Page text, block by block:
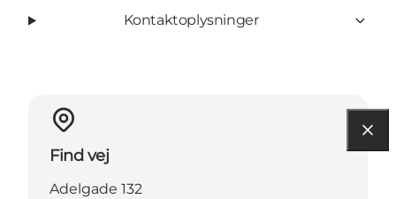
Kontaktoplysninger
Find vej
Adelgade 132